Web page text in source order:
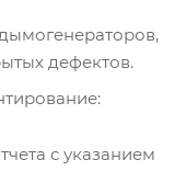
дефектов.
с указанием